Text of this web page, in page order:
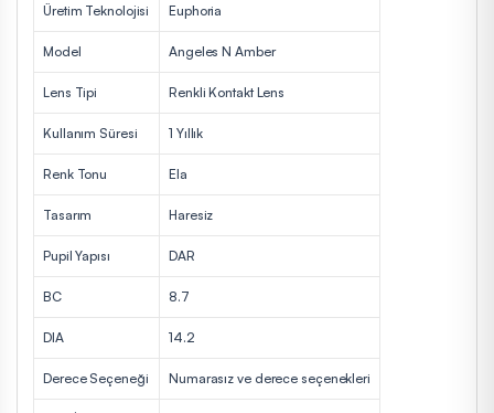
Üretim Teknolojisi Euphoria
Model Angeles N Amber
Lens Tipi Renkli Kontakt Lens
Kullanım Süresi 1 Yıllık
Renk Tonu Ela
Tasarım Haresiz
Pupil Yapısı DAR
BC 8.7
DIA 14.2
Derece Seçeneği Numarasız ve derece seçenekleri